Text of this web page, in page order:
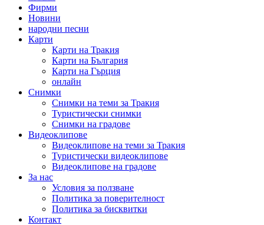
Фирми
Новини
народни песни
Карти
Карти на Тракия
Карти на България
Карти на Гърция
онлайн
Снимки
Снимки на теми за Тракия
Туристически снимки
Снимки на градове
Видеоклипове
Видеоклипове на теми за Тракия
Туристически видеоклипове
Видеоклипове на градове
За нас
Условия за ползване
Политика за поверителност
Политика за бисквитки
Контакт